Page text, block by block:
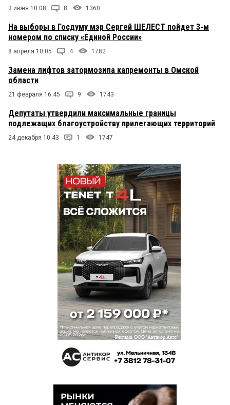
3 июня 10:08 8 1360
На выборы в Госдуму мэр Сергей ШЕЛЕСТ пойдет 3-м
номером по списку «Единой России»
8 апреля 10:05 4 1782
Замена лифтов затормозила капремонты в Омской
области
21 февраля 16:45 9 1743
Депутаты утвердили максимальные границы
подлежащих благоустройству прилегающих территорий
24 декабря 10:43 1 1747